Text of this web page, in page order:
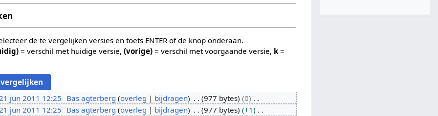
de te vergelijken versies en toets ENTER of de knop onderaan.
= verschil met huidige versie,(vorige) = verschil met voorgaande versie, k =
jun 2011 12:25 Bas agterberg overleg bijdragen 977 bytes
0
jun 2011 12:25 Bas agterberg overleg bijdragen 977 bytes
+1